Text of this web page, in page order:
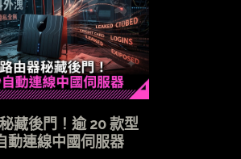
藏後門！逾 20 款型
動連線中國伺服器